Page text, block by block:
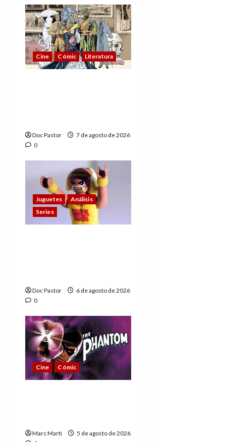
Cine Cómic Literatura
Doc Pastor
7 de agosto de 2026
0
Juguetes
Análisis
Series
Doc Pastor
6 de agosto de 2026
0
Cine Cómic
Marc Martí
5 de agosto de 2026